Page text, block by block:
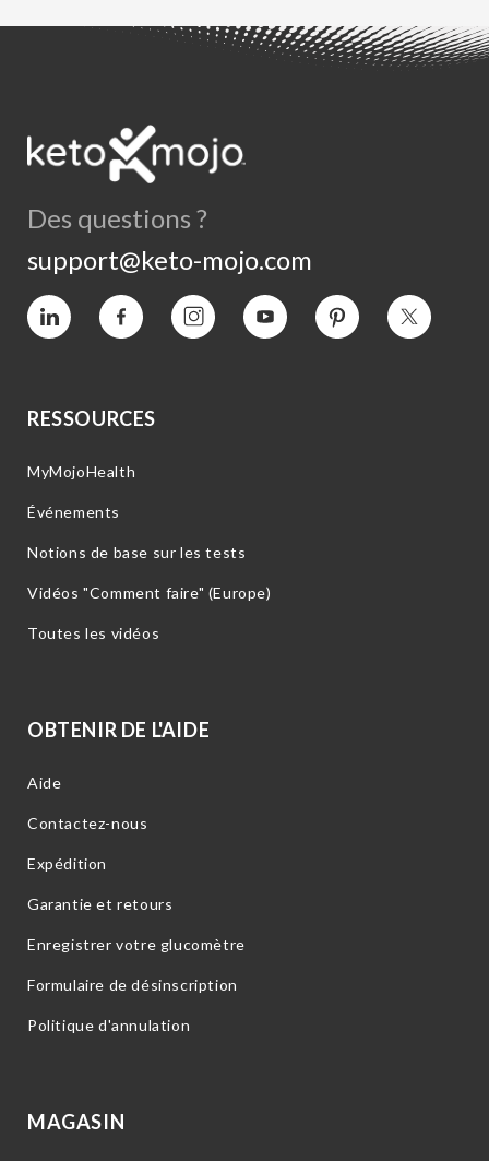
Des questions ?
support@keto-mojo.com
Vimeo Facebook InstagramYouTube Intérêt Twitter
RESSOURCES
MyMojoHealth
Événements
Notions de base sur les tests
Vidéos "Comment faire" (Europe)
Toutes les vidéos
OBTENIR DE L'AIDE
Aide
Contactez-nous
Expédition
Garantie et retours
Enregistrer votre glucomètre
Formulaire de désinscription
Politique d'annulation
MAGASIN